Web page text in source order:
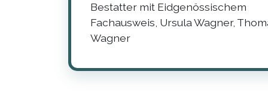
Bestatter mit Eidgenössischem
Fachausweis, Ursula Wagner,
Wagner